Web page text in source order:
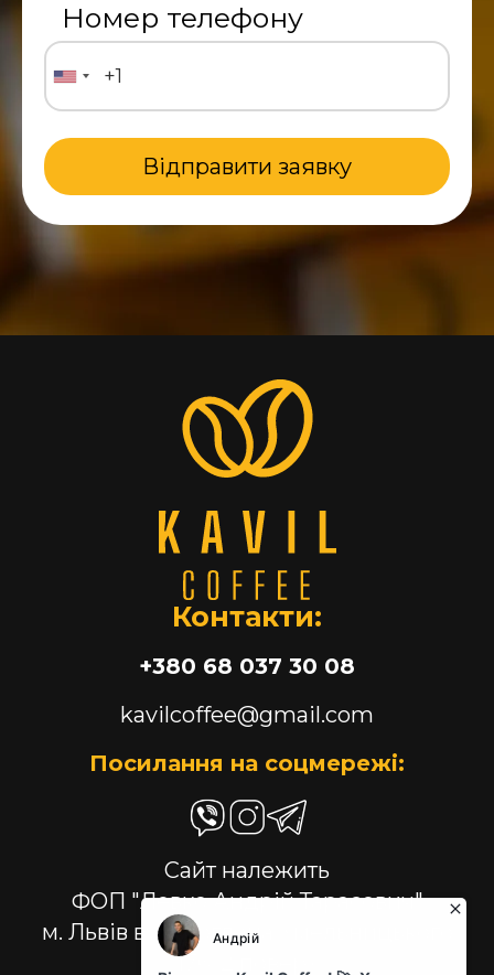
Номер телефону
Контакти:
+380 68 037 30 08
kavilcoffee@gmail.com
Посилання на соцмережі:
Сайт належить
ФОП "Левко Андрій Тарасович"
м. Львів вул. Богдана Хмельницького
176, 2 поверх